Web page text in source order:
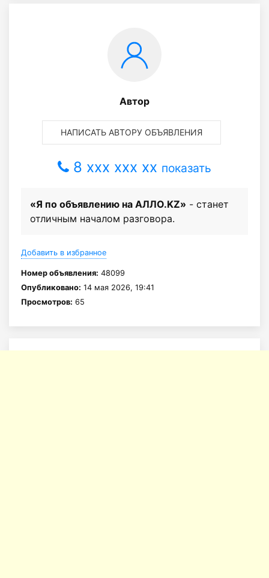
Автор
НАПИСАТЬ АВТОРУ ОБЪЯВЛЕНИЯ
8 xxx xxx xx показать
«Я по объявлению на АЛЛО.KZ» - станет
отличным началом разговора.
Добавить в избранное
Номер объявления: 48099
Опубликовано: 14 мая 2026, 19:41
Просмотров: 65